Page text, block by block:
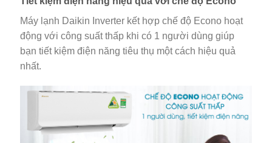
Máy lạnh Daikin Inverter kết hợp chế độ Econo hoạt
động với công suất thấp khi có 1 người dùng giúp
bạn tiết kiệm điện năng tiêu thụ một cách hiệu quả
nhất.